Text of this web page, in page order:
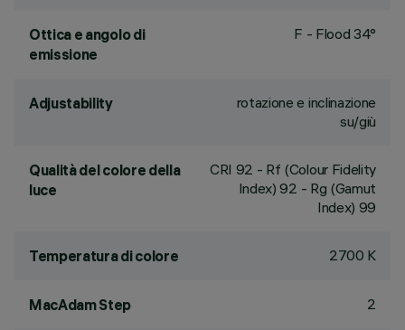
Ottica e angolo di
emissione
F - Flood 34°
Adjustability
rotazione e inclinazione
su/giù
Qualità del colore della
luce
CRI 92 - Rf (Colour Fidelity
Index) 92 - Rg (Gamut
Index) 99
Temperatura di colore 2700 K
MacAdam Step 2